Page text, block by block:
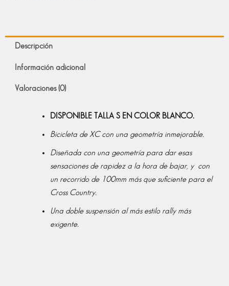
Descripción
Información adicional
Valoraciones (0)
DISPONIBLE TALLA S EN COLOR BLANCO.
Bicicleta de XC con una geometría inmejorable.
Diseñada con una geometría para dar esas
sensaciones de rapidez a la hora de bajar, y con
un recorrido de 100mm más que suficiente para el
Cross Country.
Una doble suspensión al más estilo rally más
exigente.